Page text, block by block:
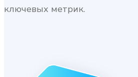
ключевых метрик.